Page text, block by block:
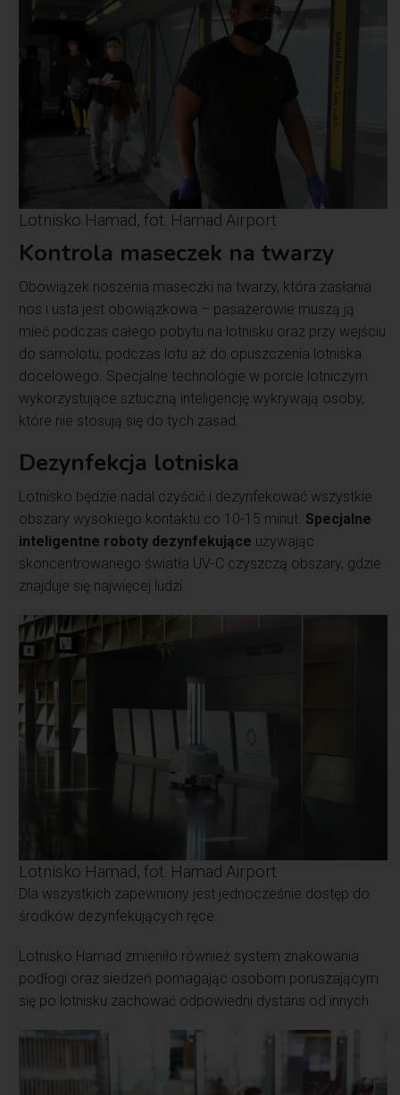
Lotnisko Hamad, fot. Hamad Airport
Kontrola maseczek na twarzy
Obowiązek noszenia maseczki na twarzy, która zasłania
nos i usta jest obowiązkowa – pasażerowie muszą ją
mieć podczas całego pobytu na lotnisku oraz przy wejściu
do samolotu, podczas lotu aż do opuszczenia lotniska
docelowego. Specjalne technologie w porcie lotniczym
wykorzystujące sztuczną inteligencję wykrywają osoby,
które nie stosują się do tych zasad.
Dezynfekcja lotniska
Lotnisko będzie nadal czyścić i dezynfekować wszystkie
obszary wysokiego kontaktu co 10-15 minut. Specjalne
inteligentne roboty dezynfekujące używając
skoncentrowanego światła UV-C czyszczą obszary, gdzie
znajduje się najwięcej ludzi.
Lotnisko Hamad, fot. Hamad Airport
Dla wszystkich zapewniony jest jednocześnie dostęp do
środków dezynfekujących ręce.
Lotnisko Hamad zmieniło również system znakowania
podłogi oraz siedzeń pomagając osobom poruszającym
się po lotnisku zachować odpowiedni dystans od innych.